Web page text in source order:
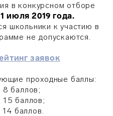
в конкурсном отборе
июля 2019 года.
школьники к участию в
не допускаются.
заявок
проходные баллы:
баллов;
баллов;
баллов.